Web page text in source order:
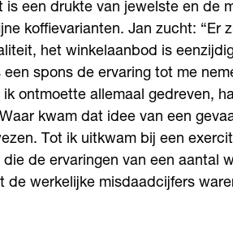
is een drukte van jewelste en de
koffievarianten. Jan zucht: “Er
het winkelaanbod is
een spons de ervaring tot me
ik ontmoette allemaal gedreven,
kwam dat idee van een
Tot ik uitkwam bij een
die de ervaringen van een aantal
de werkelijke misdaadcijfers